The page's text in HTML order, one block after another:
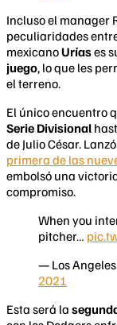
Incluso el manager
peculiaridades
mexicanoUríases
juego, lo que les
el terreno.
El único encuentro
Serie Divisional
de Julio César.
primera de las
embolsó una
compromiso.
When you
pitcher…
— Los
2021
Esta será la